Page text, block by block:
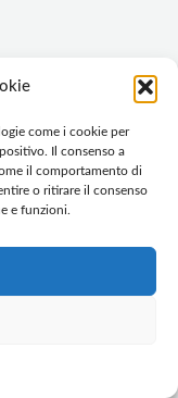
come i cookie per
Il consenso a
il comportamento di
o ritirare il consenso
e funzioni.